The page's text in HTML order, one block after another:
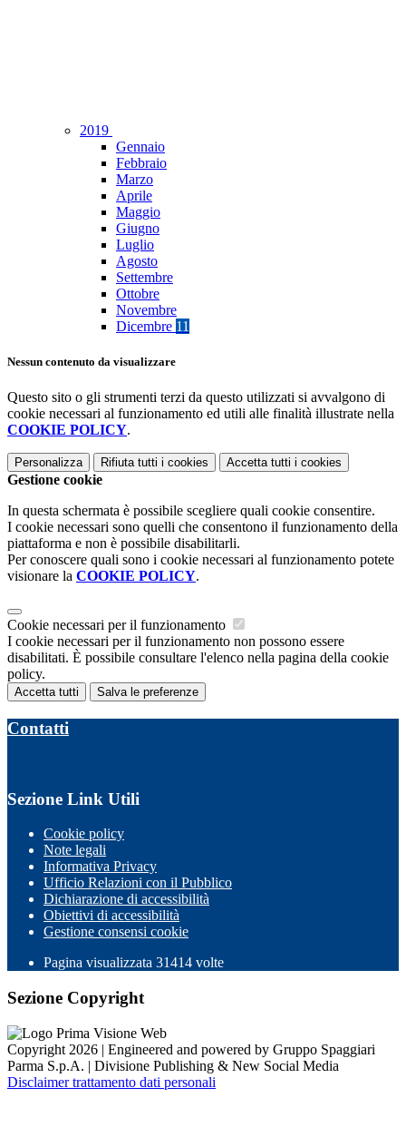
2019
Gennaio
Febbraio
Marzo
Aprile
Maggio
Giugno
Luglio
Agosto
Settembre
Ottobre
Novembre
Dicembre 11
Nessun contenuto da visualizzare
Questo sito o gli strumenti terzi da questo utilizzati si avvalgono di
cookie necessari al funzionamento ed utili alle finalità illustrate nella
COOKIE POLICY.
Personalizza Rifiuta tutti i cookies Accetta tutti i cookies
Gestione cookie
In questa schermata è possibile scegliere quali cookie consentire.
I cookie necessari sono quelli che consentono il funzionamento della
piattaforma e non è possibile disabilitarli.
Per conoscere quali sono i cookie necessari al funzionamento potete
visionare la COOKIE POLICY.
Cookie necessari per il funzionamento
I cookie necessari per il funzionamento non possono essere
disabilitati. È possibile consultare l'elenco nella pagina della cookie
policy.
Accetta tutti Salva le preferenze
Contatti
Sezione Link Utili
Cookie policy
Note legali
Informativa Privacy
Ufficio Relazioni con il Pubblico
Dichiarazione di accessibilità
Obiettivi di accessibilità
Gestione consensi cookie
Pagina visualizzata 31414 volte
Sezione Copyright
Copyright 2026 | Engineered and powered by Gruppo Spaggiari
Parma S.p.A. | Divisione Publishing & New Social Media
Disclaimer trattamento dati personali